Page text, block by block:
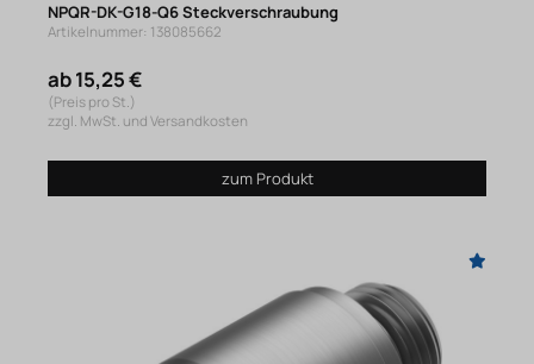
NPQR-DK-G18-Q6 Steckverschraubung
Artikelnummer: 138085662
ab 15,25 €
(Preis pro St.)
zzgl. MwSt. und Versandkosten
zum Produkt